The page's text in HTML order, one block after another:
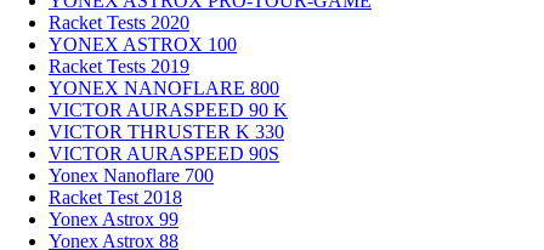
Racket Tests 2020
YONEX ASTROX 100
Racket Tests 2019
YONEX NANOFLARE 800
VICTOR AURASPEED 90 K
VICTOR THRUSTER K 330
VICTOR AURASPEED 90S
Yonex Nanoflare 700
Racket Test 2018
Yonex Astrox 99
Yonex Astrox 88